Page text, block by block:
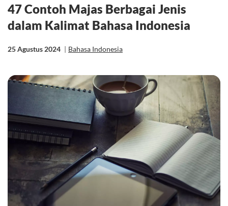
47 Contoh Majas Berbagai Jenis
dalam Kalimat Bahasa Indonesia
25 Agustus 2024 | Bahasa Indonesia